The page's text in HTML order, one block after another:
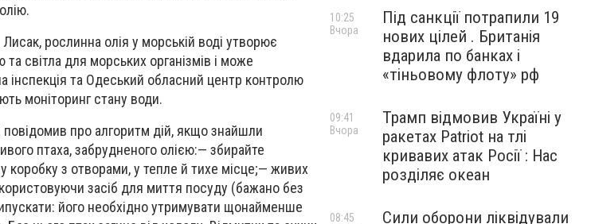
рослинна олія у морській воді утворює
світла для морських організмів і може
інспекція та Одеський обласний центр контролю
моніторинг стану води.
про алгоритм дій, якщо знайшли
птаха, забрудненого олією:— збирайте
коробку з отворами, у тепле й тихе місце;— живих
засіб для миття посуду (бажано без
його необхідно утримувати щонайменше
Під санкції потрапили 19
нових цілей . Британія
вдарила по банках і
«тіньовому флоту» рф
10:25
Вчора
Трамп відмовив Україні у
ракетах Patriot на тлі
кривавих атак Росії : Нас
розділяє океан
09:41
Вчора
Сили оборони ліквідували
08:45